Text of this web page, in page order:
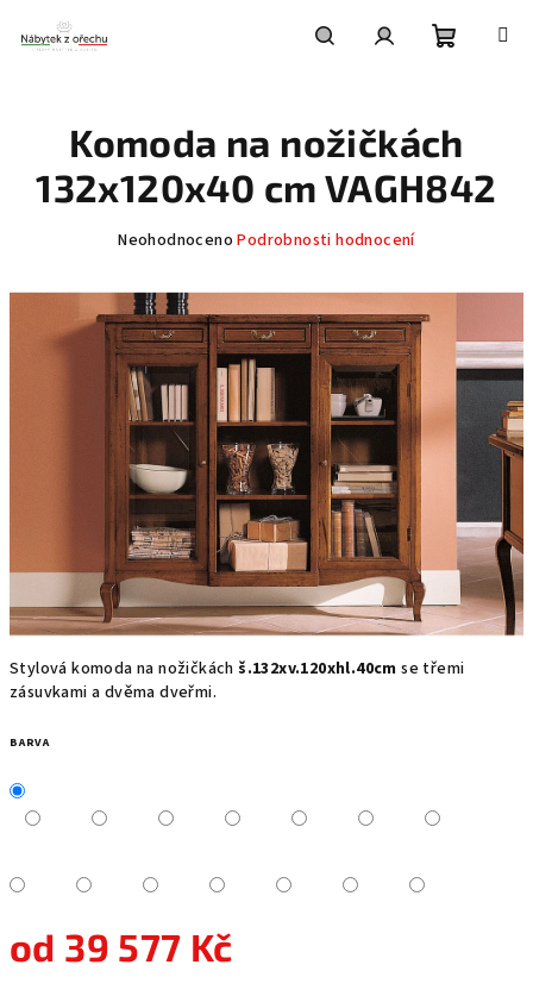
obsah
košík
Stylová komoda na nožičkáchš.132xv.120xhl.40cm se třemi
zásuvkami a dvěma dveřmi.
BARVA
od 39 577 Kč
Komoda na nožičkách
132x120x40 cm VAGH842
Průměrné
produktu
je
0,0
z
5
hvězdiček.
Neohodnoceno Podrobnosti hodnocení